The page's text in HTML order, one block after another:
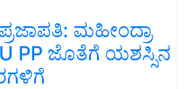
ಮಹೀಂದ್ರಾ
PP ಜೊತೆಗೆ ಯಶಸ್ಸಿನ